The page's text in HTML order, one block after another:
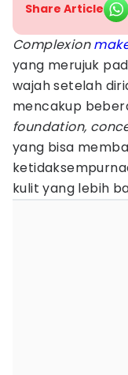
Share Article
Complexion
yang merujuk
wajah setelah
mencakup
foundation,
yang bisa
kulit yang lebih